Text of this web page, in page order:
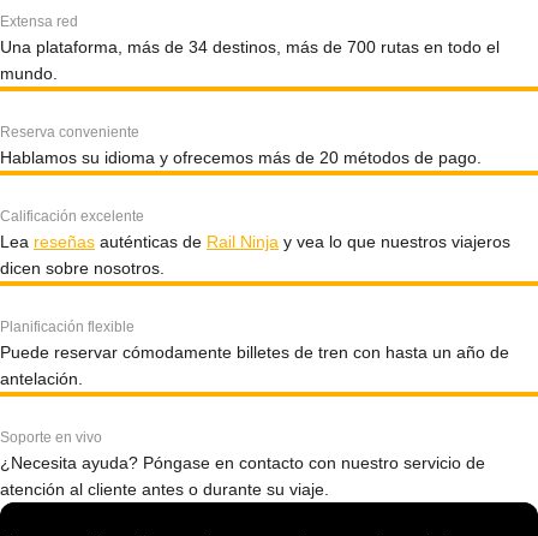
Extensa red
Una plataforma, más de 34 destinos, más de 700 rutas en todo el
mundo.
Reserva conveniente
Hablamos su idioma y ofrecemos más de 20 métodos de pago.
Calificación excelente
Lea reseñas auténticas de Rail Ninja y vea lo que nuestros viajeros
dicen sobre nosotros.
Planificación flexible
Puede reservar cómodamente billetes de tren con hasta un año de
antelación.
Soporte en vivo
¿Necesita ayuda? Póngase en contacto con nuestro servicio de
atención al cliente antes o durante su viaje.